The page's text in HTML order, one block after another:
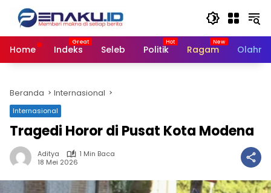
Langsung
konten
Home
Indeks Seleb Politik Ragam
Beranda Internasional
Internasional
Tragedi Horor di Pusat Kota Modena
Aditya
1 Min Baca
18 Mei 2026